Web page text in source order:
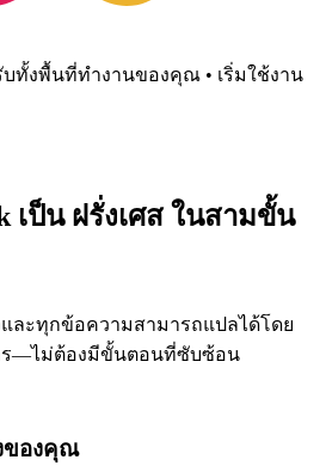
บทั้งพื้นที่ทำงานของคุณ • เริ่มใช้งาน
เป็น ฝรั่งเศส ในสามขั้น
และทุกข้อความสามารถแปลได้โดย
ร—ไม่ต้องมีขั้นตอนที่ซับซ้อน
ของคุณ